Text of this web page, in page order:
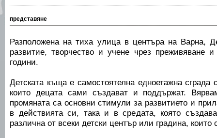
представяне
Разположена на тиха улица в центъра на Варна,
развитие, творчество и учене чрез
години.
Детската къща е самостоятелна едноетажна сграда
които децата сами създават и поддържат.
промяната са основни стимули за развитието и
в действията си, така и в средата, която
различна от всеки детски център или градина,